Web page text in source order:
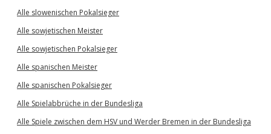
Alle slowenischen Pokalsieger
Alle sowjetischen Meister
Alle sowjetischen Pokalsieger
Alle spanischen Meister
Alle spanischen Pokalsieger
Alle Spielabbrüche in der Bundesliga
Alle Spiele zwischen dem HSV und Werder Bremen in der Bundesliga